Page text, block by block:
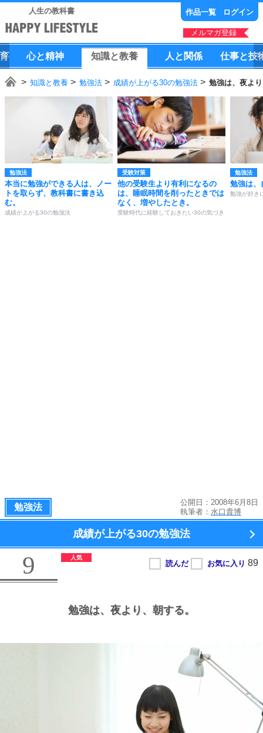
人生の教科書 作品一覧 ログイン
メルマガ登録
心と精神 知識と教養 人 と 関係 仕事と技
知識と教養 勉強法 成績が上がる30の勉強法 勉強は、夜よ
勉強法
本当に勉強ができる人は、ノー
トを取らず、教科書に書き込
む。
成績が上がる30の勉強法
受験対策
他の受験生より有利になるの
は、睡眠時間を削ったときでは
なく、増やしたとき。
受験時代に経験しておきたい30の気づき
勉強法
勉強は、
勉強が好き
勉強法
公開日：2008年6月8日
執筆者： 水口貴博
成績が上がる30の勉強法
9
勉強は、 夜より、 朝する。